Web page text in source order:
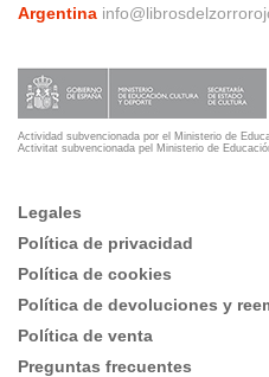
Argentina
Actividad subvencionada por el Ministerio de
Activitat subvencionada pel Ministerio de
Legales
Política de privacidad
Política de cookies
Política de devoluciones y
Política de venta
Preguntas frecuentes